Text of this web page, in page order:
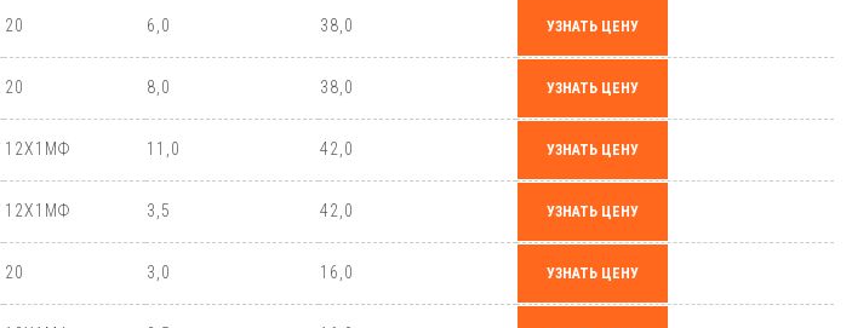
20 6,0 38,0 УЗНАТЬ ЦЕНУ
20 8,0 38,0 УЗНАТЬ ЦЕНУ
12Х1МФ 11,0 42,0 УЗНАТЬ ЦЕНУ
12Х1МФ 3,5 42,0 УЗНАТЬ ЦЕНУ
20 3,0 16,0 УЗНАТЬ ЦЕНУ